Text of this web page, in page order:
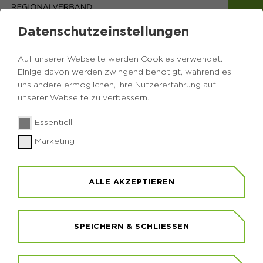
GEOCACHING
Geocaching ist eine Schatzsuche per GPS, an der
jeder teilnehmen kann. Zu unterscheiden sind
traditionelle Geocaches, bei denen Behälter im
Gelände versteckt sind und Earthcaches,
of America (GSA), bei denen den Geocachern an
Datenschutzeinstellungen
Auf unserer Webseite werden Cookies verwendet.
Einige davon werden zwingend benötigt, während es
uns andere ermöglichen, Ihre Nutzererfahrung auf
unserer Webseite zu verbessern.
Essentiell
Marketing
ALLE AKZEPTIEREN
SPEICHERN & SCHLIESSEN